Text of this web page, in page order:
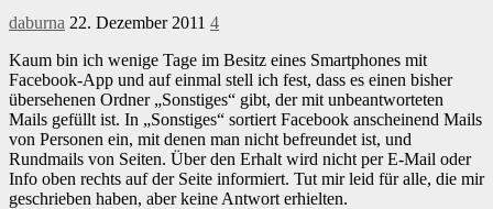
daburna 22. Dezember 2011 4
Kaum bin ich wenige Tage im Besitz eines Smartphones mit
Facebook-App und auf einmal stell ich fest, dass es einen bisher
übersehenen Ordner „Sonstiges“ gibt, der mit unbeantworteten
Mails gefüllt ist. In „Sonstiges“ sortiert Facebook anscheinend Mails
von Personen ein, mit denen man nicht befreundet ist, und
Rundmails von Seiten. Über den Erhalt wird nicht per E-Mail oder
Info oben rechts auf der Seite informiert. Tut mir leid für alle, die mir
geschrieben haben, aber keine Antwort erhielten.